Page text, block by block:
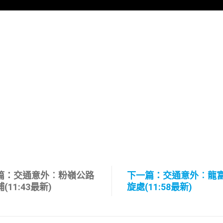
：交通意外︰粉嶺公路
(11:43最新)
下一篇：交通意外︰龍
旋處(11:58最新)